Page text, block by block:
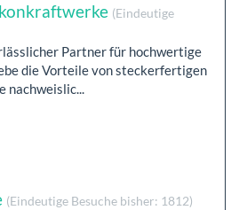
(Eindeutige
Partner für hochwertige
die Vorteile von steckerfertigen
nachweislic...
(Eindeutige Besuche bisher: 1812)